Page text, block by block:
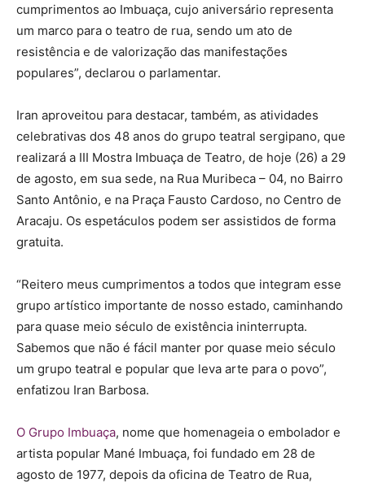
cumprimentos ao Imbuaça, cujo aniversário representa
um marco para o teatro de rua, sendo um ato de
resistência e de valorização das manifestações
populares”, declarou o parlamentar.
Iran aproveitou para destacar, também, as atividades
celebrativas dos 48 anos do grupo teatral sergipano, que
realizará a III Mostra Imbuaça de Teatro, de hoje (26) a 29
de agosto, em sua sede, na Rua Muribeca – 04, no Bairro
Santo Antônio, e na Praça Fausto Cardoso, no Centro de
Aracaju. Os espetáculos podem ser assistidos de forma
gratuita.
“Reitero meus cumprimentos a todos que integram esse
grupo artístico importante de nosso estado, caminhando
para quase meio século de existência ininterrupta.
Sabemos que não é fácil manter por quase meio século
um grupo teatral e popular que leva arte para o povo”,
enfatizou Iran Barbosa.
O Grupo Imbuaça, nome que homenageia o embolador e
artista popular Mané Imbuaça, foi fundado em 28 de
agosto de 1977, depois da oficina de Teatro de Rua,